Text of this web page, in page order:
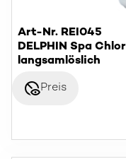
Art-Nr. REI045
DELPHIN Spa
langsamlöslich
disabled_visiblePreis